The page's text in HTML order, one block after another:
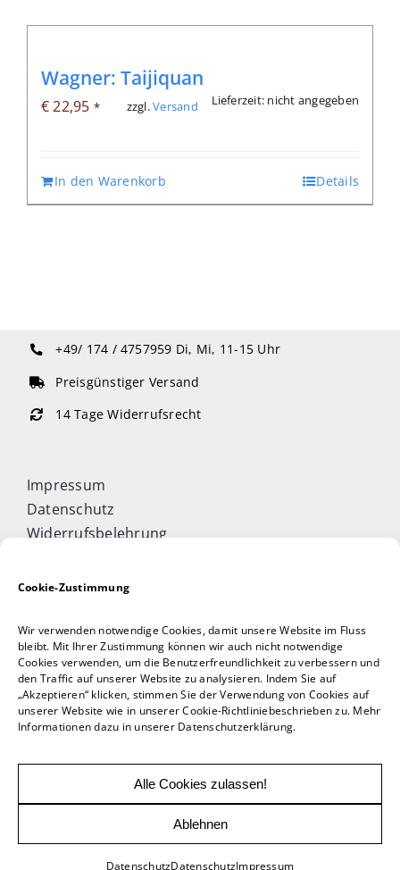
Cookie-Zustimmung
Wir verwenden notwendige Cookies, damit unsere Website im Fluss
bleibt. Mit Ihrer Zustimmung können wir auch nicht notwendige
Cookies verwenden, um die Benutzerfreundlichkeit zu verbessern und
den Traffic auf unserer Website zu analysieren. Indem Sie auf
„Akzeptieren“ klicken, stimmen Sie der Verwendung von Cookies auf
unserer Website wie in unserer Cookie-Richtliniebeschrieben zu. Mehr
Informationen dazu in unserer Datenschutzerklärung.
Alle Cookies zulassen!
Ablehnen
DatenschutzDatenschutzImpressum
Wagner: Taijiquan
€22,95 * zzgl.Versand Lieferzeit: nicht angegeben
In den Warenkorb Details
+49/ 174 / 4757959 Di, Mi, 11-15 Uhr
Preisgünstiger Versand
14 Tage Widerrufsrecht
Impressum
Datenschutz
Widerrufsbelehrung
Allgemeine Geschäftsbedingungen
Taijiquan & Qigong Journal
DAOCONCEPTS Verlag
Versand & Lieferung
Zahlungsweisen
© 2026 DAOCONCEPT Verlags GmbH | powered